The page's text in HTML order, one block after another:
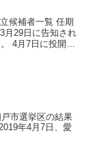
候補者一覧 任期
月29日に告知され
4月7日に投開票
市選挙区の結果
年4月7日、愛